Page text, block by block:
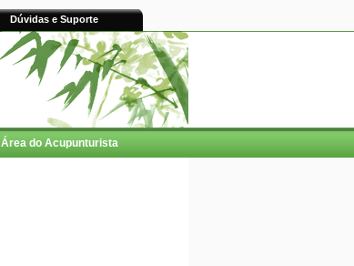
Dúvidas e Suporte
Área do Acupunturista